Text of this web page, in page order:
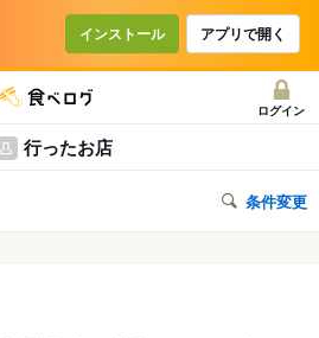
インストール アプリで開く
ログイン
行ったお店
条件変更